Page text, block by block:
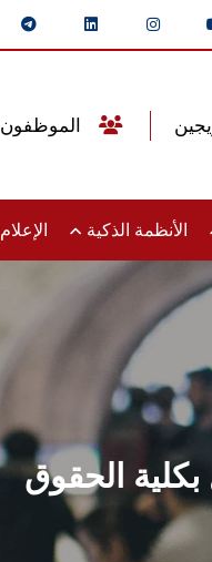
الأنظمة الذكية الإعلام
بكلية الحقوق